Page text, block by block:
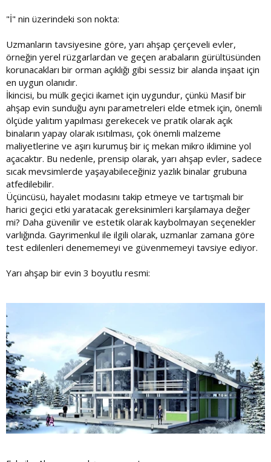
"İ" nin üzerindeki son nokta:
Uzmanların tavsiyesine göre, yarı ahşap çerçeveli evler,
örneğin yerel rüzgarlardan ve geçen arabaların gürültüsünden
korunacakları bir orman açıklığı gibi sessiz bir alanda inşaat için
en uygun olanıdır.
İkincisi, bu mülk geçici ikamet için uygundur, çünkü Masif bir
ahşap evin sunduğu aynı parametreleri elde etmek için, önemli
ölçüde yalıtım yapılması gerekecek ve pratik olarak açık
binaların yapay olarak ısıtılması, çok önemli malzeme
maliyetlerine ve aşırı kurumuş bir iç mekan mikro iklimine yol
açacaktır. Bu nedenle, prensip olarak, yarı ahşap evler, sadece
sıcak mevsimlerde yaşayabileceğiniz yazlık binalar grubuna
atfedilebilir.
Üçüncüsü, hayalet modasını takip etmeye ve tartışmalı bir
harici geçici etki yaratacak gereksinimleri karşılamaya değer
mi? Daha güvenilir ve estetik olarak kaybolmayan seçenekler
varlığında. Gayrimenkul ile ilgili olarak, uzmanlar zamana göre
test edilenleri denememeyi ve güvenmemeyi tavsiye ediyor.
Yarı ahşap bir evin 3 boyutlu resmi: